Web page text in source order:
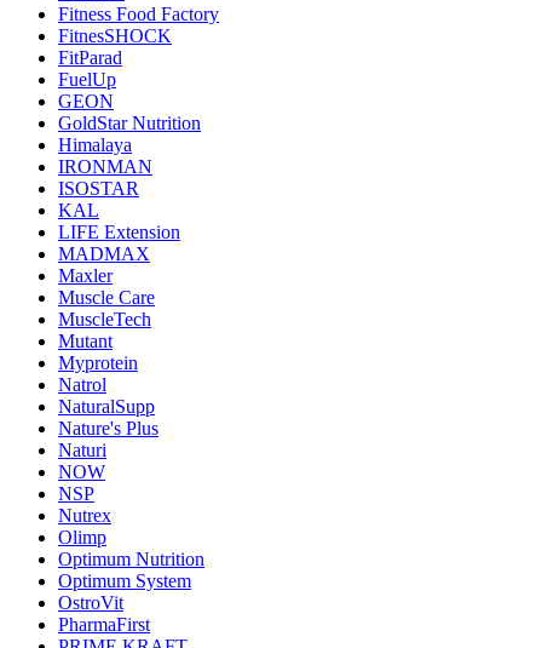
Fitness Food Factory
FitnesSHOCK
FitParad
FuelUp
GEON
GoldStar Nutrition
Himalaya
IRONMAN
ISOSTAR
KAL
LIFE Extension
MADMAX
Maxler
Muscle Care
MuscleTech
Mutant
Myprotein
Natrol
NaturalSupp
Nature's Plus
Naturi
NOW
NSP
Nutrex
Olimp
Optimum Nutrition
Optimum System
OstroVit
PharmaFirst